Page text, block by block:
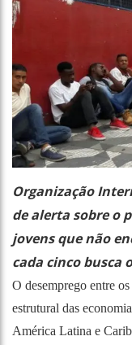
Organização
de alerta sobre o
jovens que não
cada cinco busca
O desemprego entre
estrutural das
América Latina e